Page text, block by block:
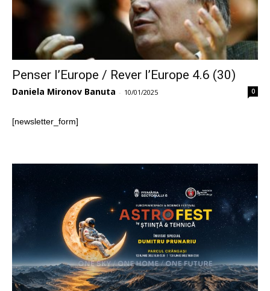
Penser l’Europe / Rever l’Europe 4.6 (30)
Daniela Mironov Banuta - 10/01/2025 0
[newsletter_form]